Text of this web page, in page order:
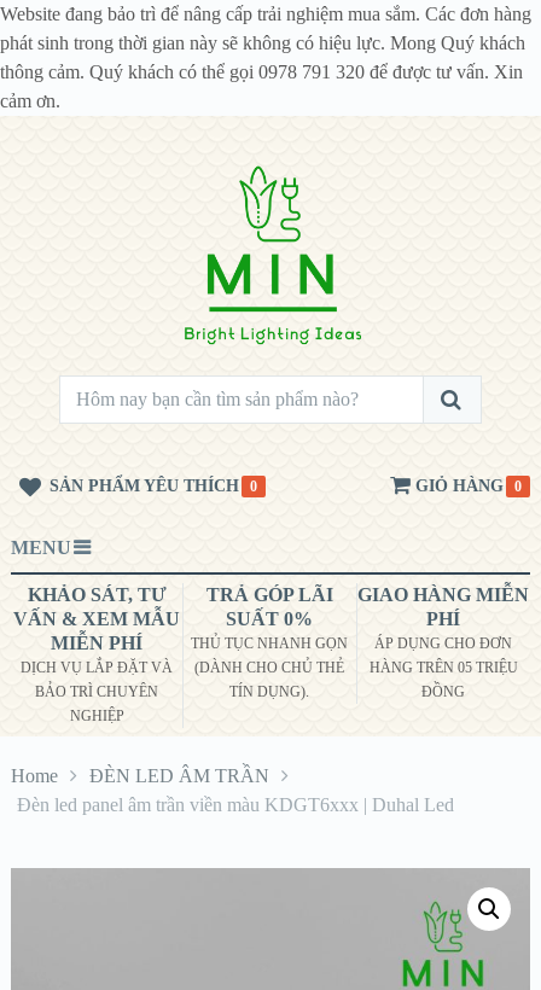
Website đang bảo trì để nâng cấp trải nghiệm mua sắm. Các đơn hàng
phát sinh trong thời gian này sẽ không có hiệu lực. Mong Quý khách
thông cảm. Quý khách có thể gọi 0978 791 320 để được tư vấn. Xin
cảm ơn.
SẢN PHẨM YÊU THÍCH 0 GIỎ HÀNG 0
MENU
KHẢO SÁT, TƯ
VẤN & XEM MẪU
MIỄN PHÍ
DỊCH VỤ LẮP ĐẶT VÀ
BẢO TRÌ CHUYÊN
NGHIỆP
TRẢ GÓP LÃI
SUẤT 0%
THỦ TỤC NHANH GỌN
(DÀNH CHO CHỦ THẺ
TÍN DỤNG).
GIAO HÀNG MIỄN
PHÍ
ÁP DỤNG CHO ĐƠN
HÀNG TRÊN 05 TRIỆU
ĐỒNG
Home
ĐÈN LED ÂM TRẦN
Đèn led panel âm trần viền màu KDGT6xxx | Duhal Led